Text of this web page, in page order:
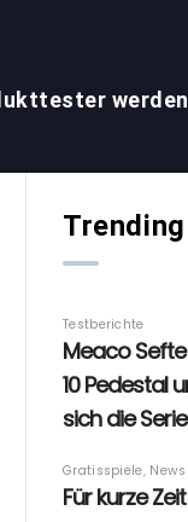
werden
Trending